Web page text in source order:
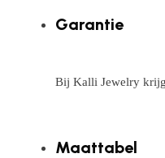
Garantie
Bij Kalli Jewelry krijg
Maattabel